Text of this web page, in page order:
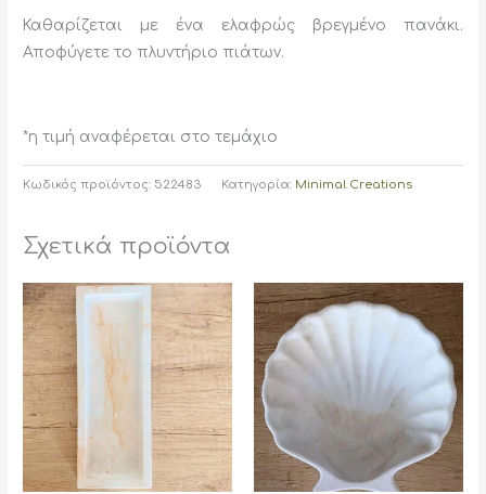
Καθαρίζεται με ένα ελαφρώς βρεγμένο πανάκι.
Αποφύγετε το πλυντήριο πιάτων.
*η τιμή αναφέρεται στο τεμάχιο
Κωδικός προϊόντος: 522483 Κατηγορία: Minimal Creations
Σχετικά προϊόντα